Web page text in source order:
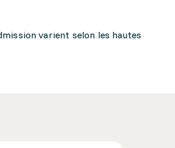
varient selon les hautes